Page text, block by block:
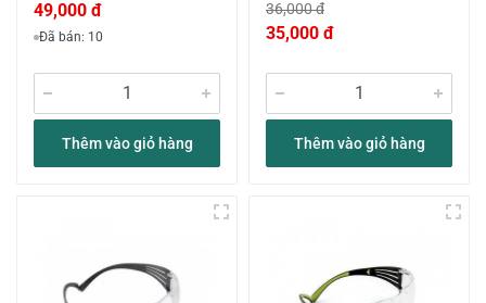
49,000 đ
Đã bán: 10
Thêm vào giỏ hàng
36,000 đ
35,000 đ
Thêm vào giỏ hàng